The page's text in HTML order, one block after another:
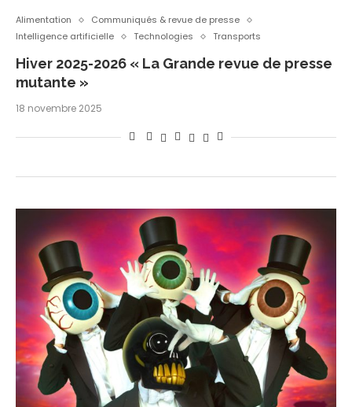
Alimentation
Communiqués & revue de presse
Intelligence artificielle
Technologies Transports
Hiver 2025-2026 « La Grande revue de presse
mutante »
18 novembre 2025